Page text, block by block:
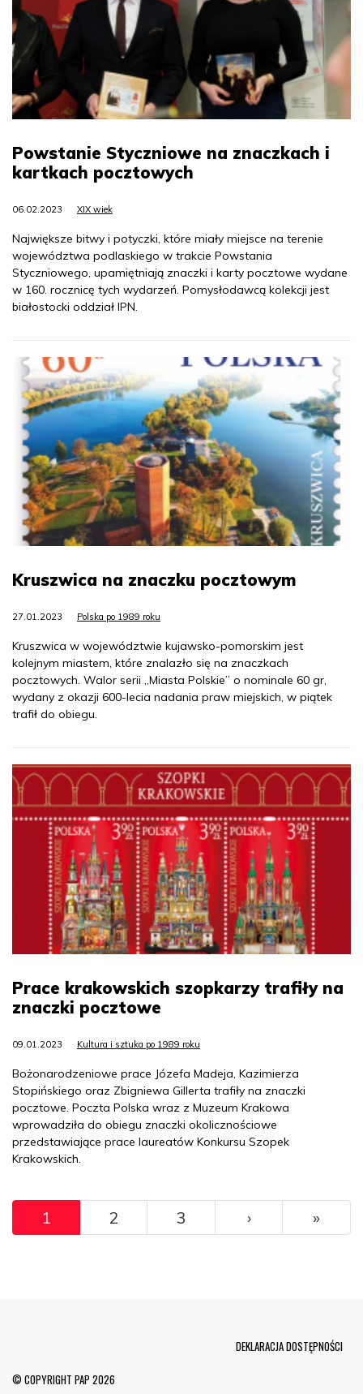
Powstanie Styczniowe na znaczkach i
kartkach pocztowych
06.02.2023 XIX wiek
Największe bitwy i potyczki, które miały miejsce na terenie
województwa podlaskiego w trakcie Powstania
Styczniowego, upamiętniają znaczki i karty pocztowe wydane
w 160. rocznicę tych wydarzeń. Pomysłodawcą kolekcji jest
białostocki oddział IPN.
Kruszwica na znaczku pocztowym
27.01.2023 Polska po 1989 roku
Kruszwica w województwie kujawsko-pomorskim jest
kolejnym miastem, które znalazło się na znaczkach
pocztowych. Walor serii „Miasta Polskie” o nominale 60 gr,
wydany z okazji 600-lecia nadania praw miejskich, w piątek
trafił do obiegu.
Prace krakowskich szopkarzy trafiły na
znaczki pocztowe
09.01.2023 Kultura i sztuka po 1989 roku
Bożonarodzeniowe prace Józefa Madeja, Kazimierza
Stopińskiego oraz Zbigniewa Gillerta trafiły na znaczki
pocztowe. Poczta Polska wraz z Muzeum Krakowa
wprowadziła do obiegu znaczki okolicznościowe
przedstawiające prace laureatów Konkursu Szopek
Krakowskich.
Pagination
1 2 3 ››› »
© COPYRIGHT PAP 2026
DEKLARACJA DOSTĘPNOŚCI